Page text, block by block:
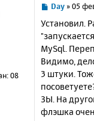
08
С
о
б
щ
е
н
е
Day »05
Установил.
MySql.
Видимо,
3 штуки.
ЗЫ. На
флэшка